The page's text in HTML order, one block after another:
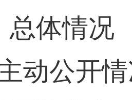
总体情况
动公开